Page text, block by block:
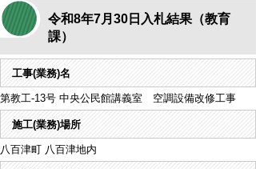
令和8年7月30日入札結果（教育
課）
工事(業務)名
第教工-13号 中央公民館講義室 空調設備改修工事
施工(業務)場所
八百津町 八百津地内